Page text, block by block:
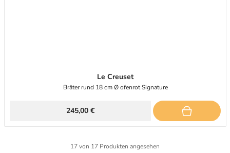
Le Creuset
Bräter rund 18 cm Ø ofenrot Signature
245,00 €
17von 17 Produkten angesehen